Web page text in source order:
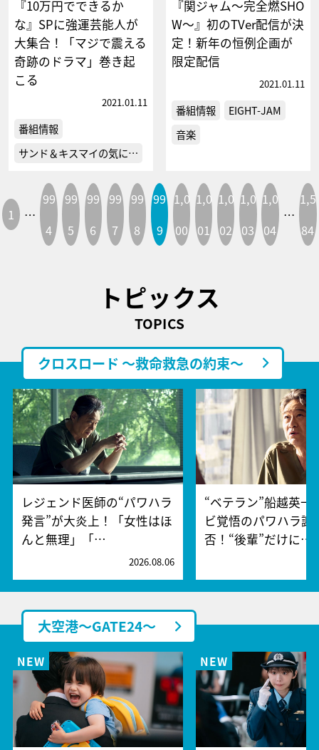
『10万円でできるか
な』SPに強運芸能人が
大集合！「マジで震える
奇跡のドラマ」巻き起
こる
2021.01.11
番組情報
サンド＆キスマイの気に…
『関ジャム～完全燃SHO
W～』初のTVer配信が決
定！新年の恒例企画が
限定配信
2021.01.11
番組情報
EIGHT-JAM
音楽
1 …
99
4
99
5
99
6
99
7
99
8
99
9
1,0
00
1,0
01
1,0
02
1,0
03
1,0
04
…
1,5
84
トピックス
TOPICS
クロスロード ～救命救急の約束～
レジェンド医師の“パワハラ
発言”が大炎上！「女性はほ
んと無理」「…
2026.08.06
“ベテラン”船越英一
ビ覚悟のパワハラ謝
否！“後輩”だけに…
大空港～GATE24～